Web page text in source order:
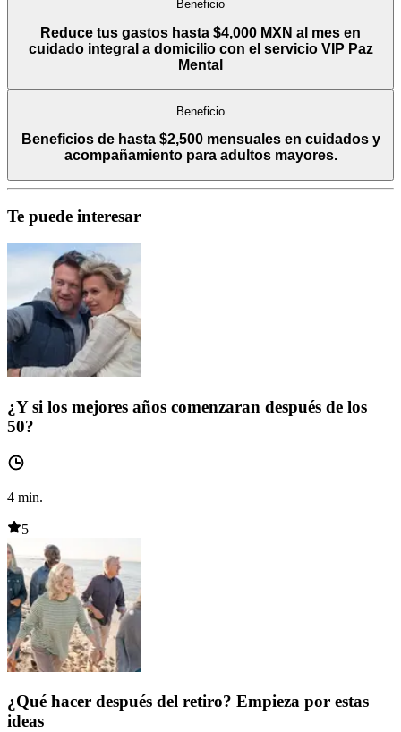
Beneficio
Reduce tus gastos hasta $4,000 MXN al mes en
cuidado integral a domicilio con el servicio VIP Paz
Mental
Beneficio
Beneficios de hasta $2,500 mensuales en cuidados y
acompañamiento para adultos mayores.
Te puede interesar
¿Y si los mejores años comenzaran después de los
50?
4 min.
5
¿Qué hacer después del retiro? Empieza por estas
ideas